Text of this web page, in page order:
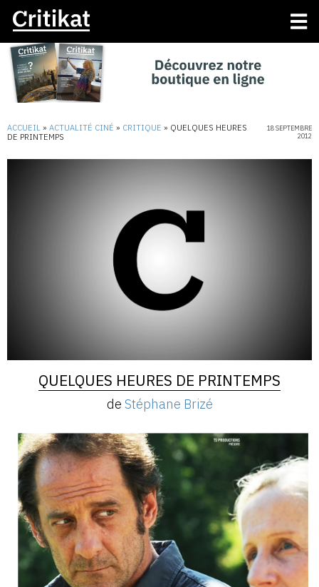
ACCUEIL » ACTUALITÉ CINÉ » CRITIQUE » QUELQUES HEURES
DE PRINTEMPS
18 SEPTEMBRE
2012
QUELQUES HEURES DE PRINTEMPS
de Stéphane Brizé